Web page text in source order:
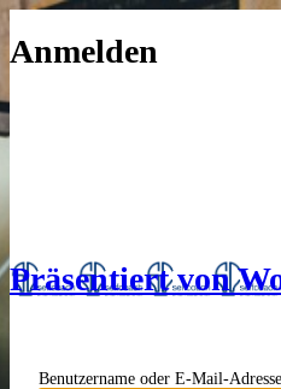
Anmelden
Präsentiert von
Benutzername oder E-Mail-Adresse